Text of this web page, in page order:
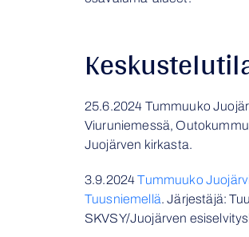
25.6.2024 Tummuuko
Viuruniemessä,
Juojärven kirkasta.
3.9.2024Tummuuko
Tuusniemellä. Järjestäjä:
SKVSY/Juojärven